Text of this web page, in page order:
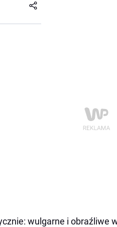
wulgarne i obraźliwe